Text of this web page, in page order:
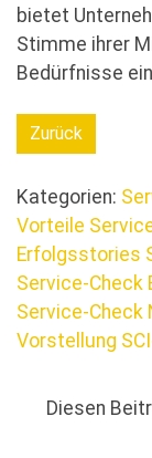
bietet
Stimme ihrer
Bedürfnisse
Zurück
Kategorien:
Vorteile
Erfolgsstories
Service-
Service-Check
Vorstellung
Diesen